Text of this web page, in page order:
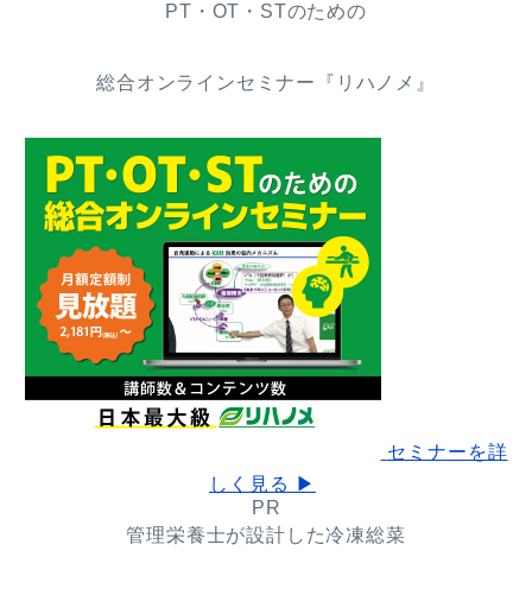
PT・OT・STのための
総合オンラインセミナー『リハノメ』
セミナーを詳
しく見る ▶
PR
管理栄養士が設計した冷凍総菜